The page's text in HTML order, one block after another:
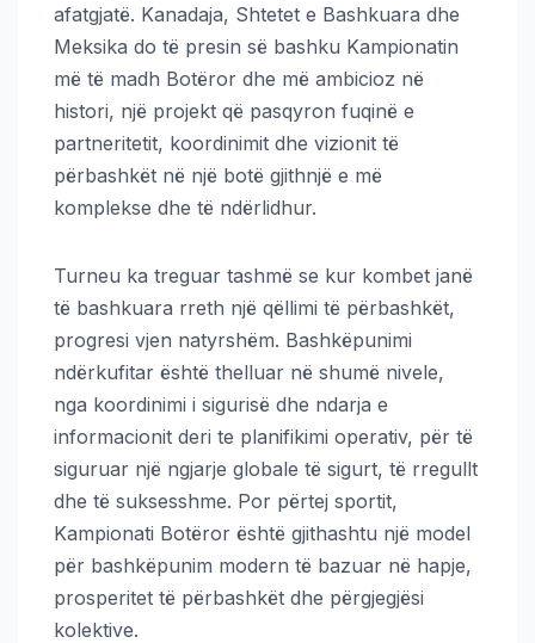
afatgjatë. Kanadaja, Shtetet e Bashkuara dhe
Meksika do të presin së bashku Kampionatin
më të madh Botëror dhe më ambicioz në
histori, një projekt që pasqyron fuqinë e
partneritetit, koordinimit dhe vizionit të
përbashkët në një botë gjithnjë e më
komplekse dhe të ndërlidhur.
Turneu ka treguar tashmë se kur kombet janë
të bashkuara rreth një qëllimi të përbashkët,
progresi vjen natyrshëm. Bashkëpunimi
ndërkufitar është thelluar në shumë nivele,
nga koordinimi i sigurisë dhe ndarja e
informacionit deri te planifikimi operativ, për të
siguruar një ngjarje globale të sigurt, të rregullt
dhe të suksesshme. Por përtej sportit,
Kampionati Botëror është gjithashtu një model
për bashkëpunim modern të bazuar në hapje,
prosperitet të përbashkët dhe përgjegjësi
kolektive.